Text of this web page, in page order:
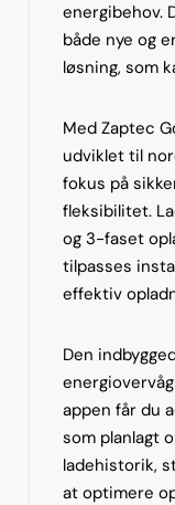
energibehov.
både nye og
løsning, som
Med Zaptec
udviklet til
fokus på
fleksibilitet.
og 3-faset
tilpasses
effektiv
Den
appen får du
som planlagt
ladehistorik,
at optimere